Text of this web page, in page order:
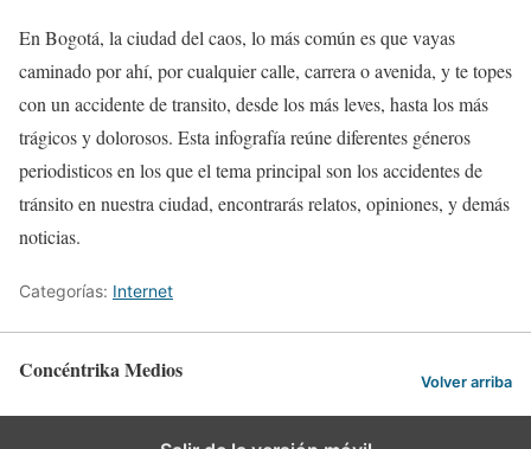
En Bogotá, la ciudad del caos, lo más común es que vayas
caminado por ahí, por cualquier calle, carrera o avenida, y te topes
con un accidente de transito, desde los más leves, hasta los más
trágicos y dolorosos. Esta infografía reúne diferentes géneros
periodisticos en los que el tema principal son los accidentes de
tránsito en nuestra ciudad, encontrarás relatos, opiniones, y demás
noticias.
Categorías: Internet
Concéntrika Medios Volver arriba